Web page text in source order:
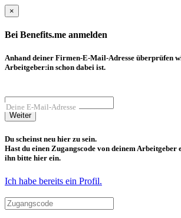
×
Bei Benefits.me anmelden
Anhand deiner Firmen-E-Mail-Adresse überprüfen
Arbeitgeber:in schon dabei ist.
Deine E-Mail-Adresse
Weiter
Du scheinst neu hier zu sein.
Hast du einen Zugangscode von deinem
ihn bitte hier ein.
Ich habe bereits ein Profil.